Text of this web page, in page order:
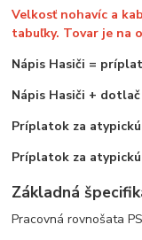
Velkosť nohavíc a
tabuľky. Tovar je na
Nápis Hasiči =
Nápis Hasiči +
Príplatok za
Príplatok za atypickú
Základná
Pracovná rovnošata